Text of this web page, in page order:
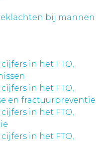
bij mannen
in het FTO,
in het FTO,
en fractuurpreventie
in het FTO,
in het FTO,